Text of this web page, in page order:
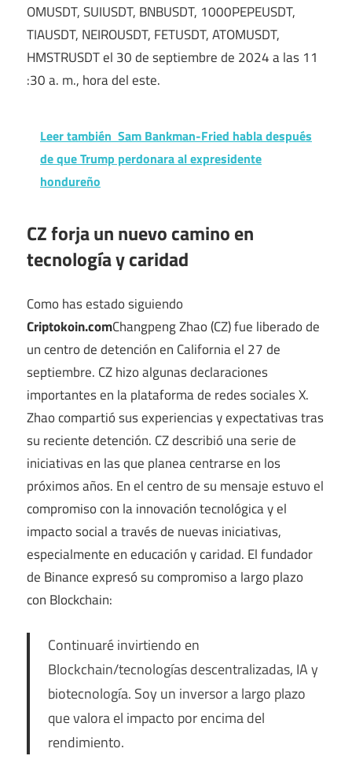
OMUSDT, SUIUSDT, BNBUSDT, 1000PEPEUSDT,
TIAUSDT, NEIROUSDT, FETUSDT, ATOMUSDT,
HMSTRUSDT el 30 de septiembre de 2024 a las 11
:30 a. m., hora del este.
Leer también Sam Bankman-Fried habla después
de que Trump perdonara al expresidente
hondureño
CZ forja un nuevo camino en
tecnología y caridad
Como has estado siguiendo
Criptokoin.comChangpeng Zhao (CZ) fue liberado de
un centro de detención en California el 27 de
septiembre. CZ hizo algunas declaraciones
importantes en la plataforma de redes sociales X.
Zhao compartió sus experiencias y expectativas tras
su reciente detención. CZ describió una serie de
iniciativas en las que planea centrarse en los
próximos años. En el centro de su mensaje estuvo el
compromiso con la innovación tecnológica y el
impacto social a través de nuevas iniciativas,
especialmente en educación y caridad. El fundador
de Binance expresó su compromiso a largo plazo
con Blockchain:
Continuaré invirtiendo en
Blockchain/tecnologías descentralizadas, IA y
biotecnología. Soy un inversor a largo plazo
que valora el impacto por encima del
rendimiento.